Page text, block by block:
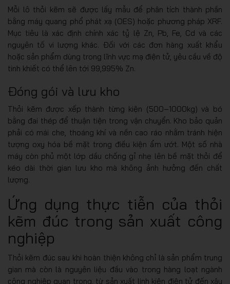
Mỗi lô thỏi kẽm sẽ được lấy mẫu để phân tích thành phần
bằng máy quang phổ phát xạ (OES) hoặc phương pháp XRF.
Mục tiêu là xác định chính xác tỷ lệ Zn, Pb, Fe, Cd và các
nguyên tố vi lượng khác. Đối với các đơn hàng xuất khẩu
hoặc sản phẩm dùng trong lĩnh vực mạ điện tử, yêu cầu về độ
tinh khiết có thể lên tới 99,995% Zn.
Đóng gói và lưu kho
Thỏi kẽm được xếp thành từng kiện (500–1000kg) và bó
bằng đai thép để thuận tiện trong vận chuyển. Kho bảo quản
phải có mái che, thoáng khí và nền cao ráo nhằm tránh hiện
tượng oxy hóa bề mặt trong điều kiện ẩm ướt. Một số nhà
máy còn phủ một lớp dầu chống gỉ nhẹ lên bề mặt thỏi để
kéo dài thời gian lưu kho mà không ảnh hưởng đến chất
lượng.
Ứng dụng thực tiễn của thỏi
kẽm đúc trong sản xuất công
nghiệp
Thỏi kẽm đúc sau khi hoàn thiện không chỉ là sản phẩm trung
gian mà còn là nguyên liệu đầu vào trong hàng loạt ngành
công nghiệp quan trọng, từ sản xuất linh kiện điện tử đến xây